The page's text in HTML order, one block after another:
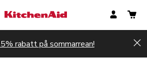
rabatt på sommarrean!